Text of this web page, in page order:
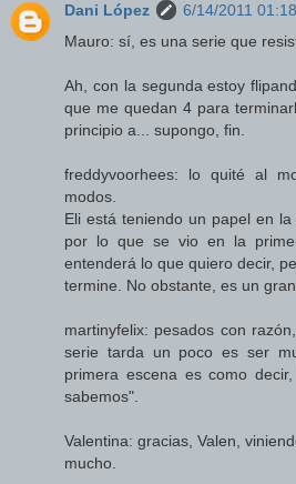
Dani López
6/14/2011
Mauro: sí, es una serie que
Ah, con la segunda estoy
que me quedan 4 para
principio a... supongo, fin.
freddyvoorhees: lo quité al
modos.
Eli está teniendo un papel en
por lo que se vio en la
entenderá lo que quiero decir,
termine. No obstante, es un
martinyfelix: pesados con
serie tarda un poco es ser
primera escena es como
sabemos".
Valentina: gracias, Valen,
mucho.